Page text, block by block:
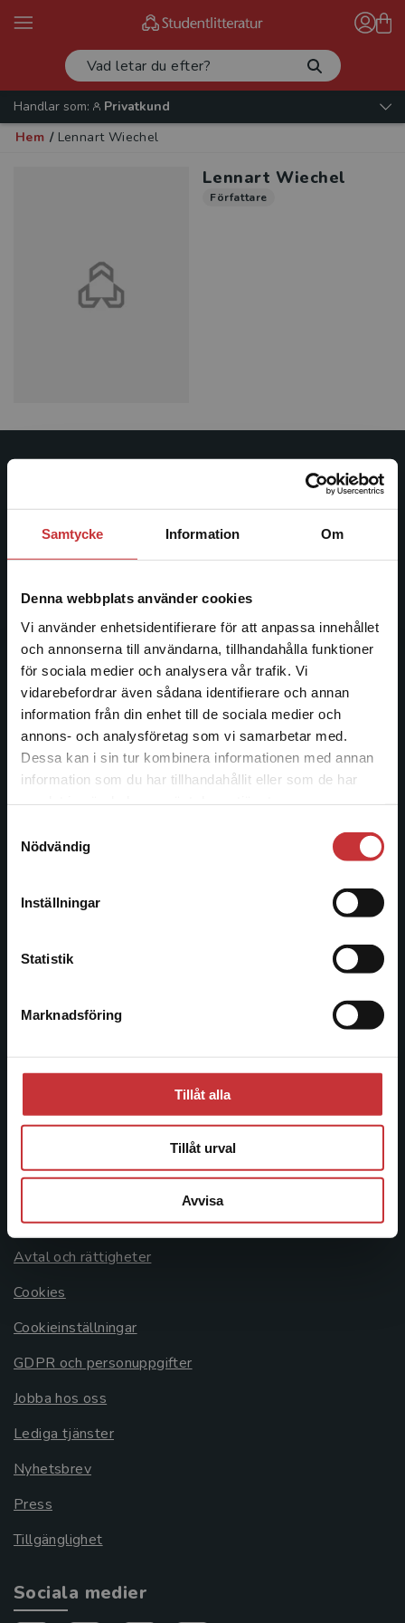
Samtycke Information Om
Denna webbplats använder cookies
Vi använder enhetsidentifierare för att anpassa innehållet
och annonserna till användarna, tillhandahålla funktioner
för sociala medier och analysera vår trafik. Vi
vidarebefordrar även sådana identifierare och annan
information från din enhet till de sociala medier och
annons- och analysföretag som vi samarbetar med.
Dessa kan i sin tur kombinera informationen med annan
information som du har tillhandahållit eller som de har
Nödvändig
Inställningar
Statistik
Marknadsföring
Tillåt alla
Tillåt urval
Avvisa
Begränsad fraktregion
Det verkar som att du besöker
studentlitteratur.se via en enhet utanför Sverige.
Vi erbjuder inte leveranser utanför Sverige. För
att kunna slutföra ett köp måste
Handlar som:
Privatkund
Hem / Lennart Wiechel
Lennart Wiechel
Författare
ledande utbildningsförlag. Med läromedel, kurslitteratur,
facklitteratur, utbildningar och digitala
längs hela kunskapsresan.
Kontakta oss
Kontakta oss
046-31 20 00
Postadress:
Box 141
221 00 Lund
Besöksadress:
Kundservice
046-31 21 00
Systemkrav
Allmänna länkar
Om oss
Avtal och rättigheter
Cookies
Cookieinställningar
GDPR och personuppgifter
Jobba hos oss
Lediga tjänster
Nyhetsbrev
Press
Tillgänglighet
Sociala medier